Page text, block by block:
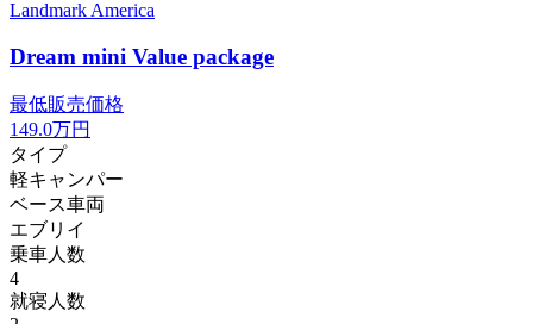
Landmark America
Dream mini Value package
最低販売価格
149.0万円
タイプ
軽キャンパー
ベース車両
エブリイ
乗車人数
4
就寝人数